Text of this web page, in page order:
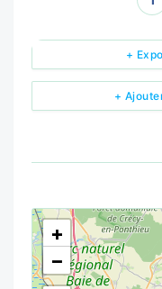
+
+
<!---->
+
−